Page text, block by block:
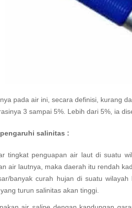
pada air ini, secara definisi, kurang
3 sampai 5%. Lebih dari 5%, ia
salinitas :
tingkat penguapan air laut di suatu
air lautnya, maka daerah itu rendah
banyak curah hujan di suatu
turun salinitas akan tinggi.